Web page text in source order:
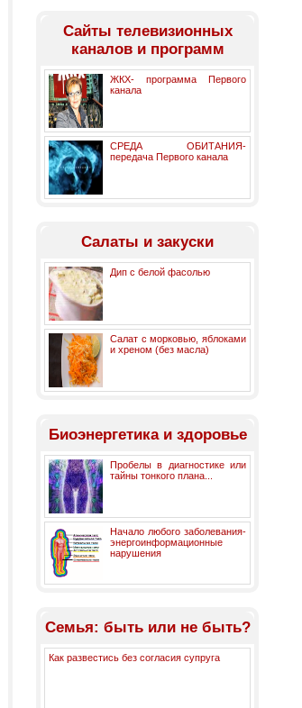
Cайты телевизионных
каналов и программ
ЖКХ- программа Первого
канала
СРЕДА ОБИТАНИЯ-
передача Первого канала
Салаты и закуски
Дип с белой фасолью
Салат с морковью, яблоками
и хреном (без масла)
Биоэнергетика и здоровье
Пробелы в диагностике или
тайны тонкого плана...
Начало любого заболевания-
энергоинформационные
нарушения
Семья: быть или не быть?
Как развестись без согласия супруга